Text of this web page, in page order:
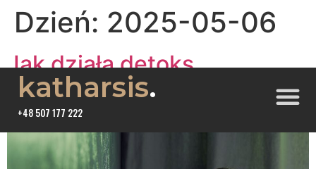
katharsis.
+48 507 177 222
Dzień: 2025-05-06
Jak działa detoks
alkoholowy?